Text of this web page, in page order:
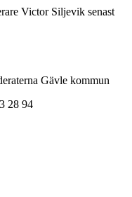
Victor Siljevik senast
Gävle kommun
28 94